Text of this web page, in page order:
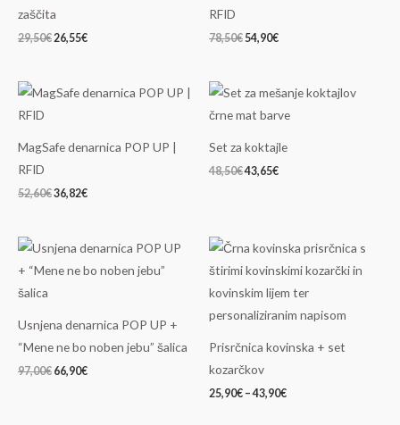
zaščita
29,50€ 26,55€
RFID
78,50€54,90€
MagSafe denarnica POP UP |
RFID
52,60€
Izvirna
cena
52,60€.
36,82€
Trenutna
cena
Set za koktajle
48,50€
Izvirna
cena
je
48,50€.
43,65€
Trenutna
cena
je:
Usnjena denarnica POP UP +
“Mene ne bo noben jebu” šalica
97,00€
Izvirna
cena
je
66,90€
Trenutna
cena
je:
Prisrčnica kovinska + set
kozarčkov
25,90€ – 43,90€
Cenovni
razpon:
od
do
43,90€